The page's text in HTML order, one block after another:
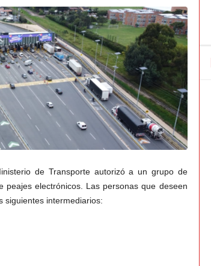
de Transporte autorizó a un grupo de
peajes electrónicos. Las personas que deseen
siguientes intermediarios: